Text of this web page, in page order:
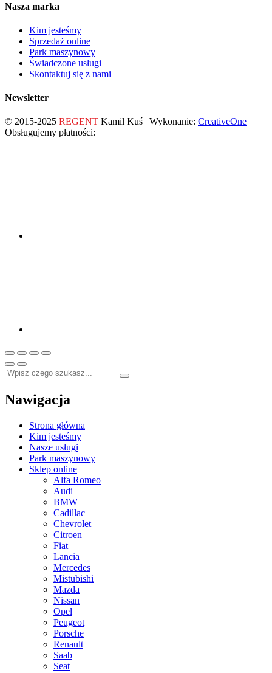
Nasza marka
Kim jesteśmy
Sprzedaż online
Park maszynowy
Świadczone usługi
Skontaktuj się z nami
Newsletter
© 2015-2025 REGENT Kamil Kuś | Wykonanie: CreativeOne
Obsługujemy płatności:
Nawigacja
Strona główna
Kim jesteśmy
Nasze usługi
Park maszynowy
Sklep online
Alfa Romeo
Audi
BMW
Cadillac
Chevrolet
Citroen
Fiat
Lancia
Mercedes
Mistubishi
Mazda
Nissan
Opel
Peugeot
Porsche
Renault
Saab
Seat